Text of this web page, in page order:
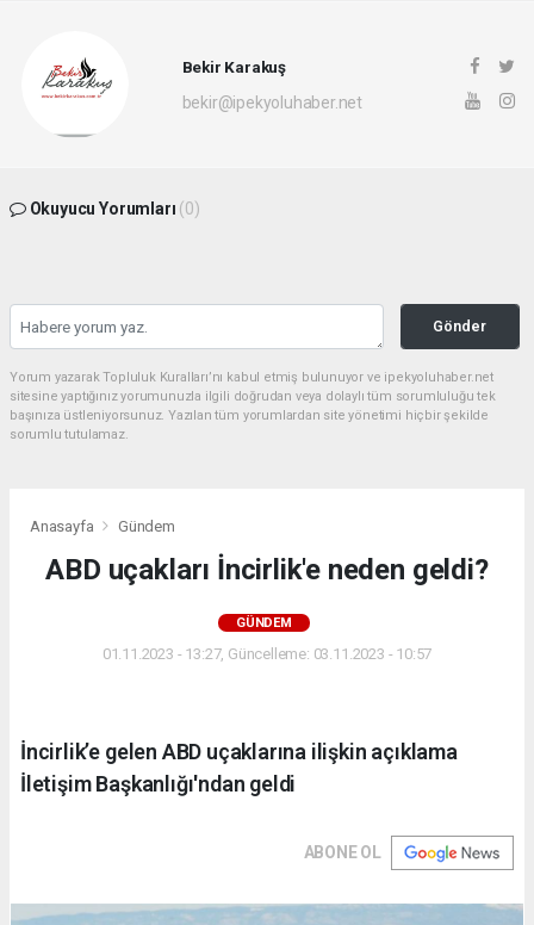
Bekir Karakuş
bekir@ipekyoluhaber.net
Okuyucu Yorumları (0)
Gönder
Yorum yazarak Topluluk Kuralları’nı kabul etmiş bulunuyor ve ipekyoluhaber.net
sitesine yaptığınız yorumunuzla ilgili doğrudan veya dolaylı tüm sorumluluğu tek
başınıza üstleniyorsunuz. Yazılan tüm yorumlardan site yönetimi hiçbir şekilde
sorumlu tutulamaz.
Anasayfa Gündem
ABD uçakları İncirlik'e neden geldi?
GÜNDEM
01.11.2023 - 13:27, Güncelleme: 03.11.2023 - 10:57
İncirlik’e gelen ABD uçaklarına ilişkin açıklama
İletişim Başkanlığı'ndan geldi
ABONE OL